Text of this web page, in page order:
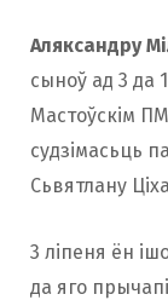
Аляксандру
сыноў ад 3 да
Мастоўскім
судзімасьць
Сьвятлану
3 ліпеня ён
да яго